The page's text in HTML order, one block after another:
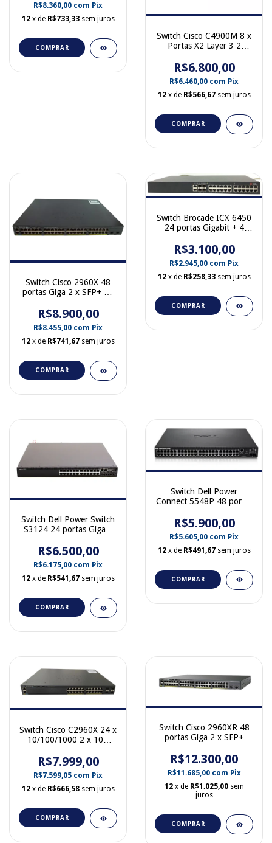
R$8.360,00 com Pix
12 x de R$733,33 sem juros
COMPRAR
Switch Cisco C4900M 8 x
Portas X2 Layer 3 2
04 WS-C4900M
R$6.800,00
R$6.460,00 com Pix
12 x de R$566,67 sem juros
COMPRAR
Switch Cisco 2960X 48
portas Giga 2 x SFP+ 10
C2960X-48FPD-L
R$8.900,00
R$8.455,00 com Pix
12 x de R$741,67 sem juros
COMPRAR
Switch Brocade ICX 6450
24 portas Gigabit + 4
ICX6450-24-4X10G
R$3.100,00
R$2.945,00 com Pix
12 x de R$258,33 sem juros
COMPRAR
Switch Dell Power Switch
S3124 24 portas Giga +
R$6.500,00
R$6.175,00 com Pix
12 x de R$541,67 sem juros
COMPRAR
Switch Dell Power
Connect 5548P 48 portas
032YKV
R$5.900,00
R$5.605,00 com Pix
12 x de R$491,67 sem juros
COMPRAR
Switch Cisco C2960X 24 x
10/100/1000 2 x 10G
L
R$7.999,00
R$7.599,05 com Pix
12 x de R$666,58 sem juros
COMPRAR
Switch Cisco 2960XR 48
portas Giga 2 x SFP+
48FPD-I
R$12.300,00
R$11.685,00 com Pix
12 x de R$1.025,00 sem
juros
COMPRAR